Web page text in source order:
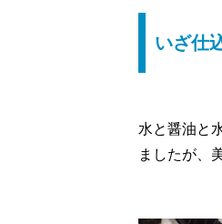
いざ仕
水と醤油と
ましたが、